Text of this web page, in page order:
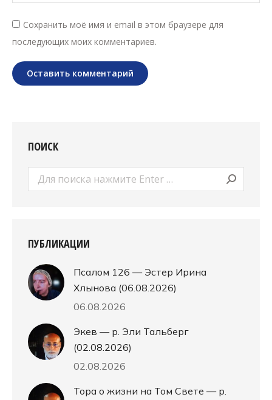
Сохранить моё имя и email в этом браузере для
последующих моих комментариев.
Оставить комментарий
ПОИСК
Поиск:
ПУБЛИКАЦИИ
Псалом 126 — Эстер Ирина
Хлынова (06.08.2026)
06.08.2026
Экев — р. Эли Тальберг
(02.08.2026)
02.08.2026
Тора о жизни на Том Свете — р.